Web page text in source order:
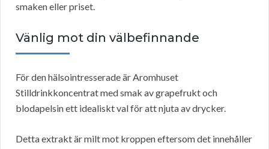
smaken eller priset.
Vänlig mot din välbefinnande
För den hälsointresserade är Aromhuset
Stilldrinkkoncentrat med smak av grapefrukt och
blodapelsin ett idealiskt val för att njuta av drycker.
Detta extrakt är milt mot kroppen eftersom det innehåller